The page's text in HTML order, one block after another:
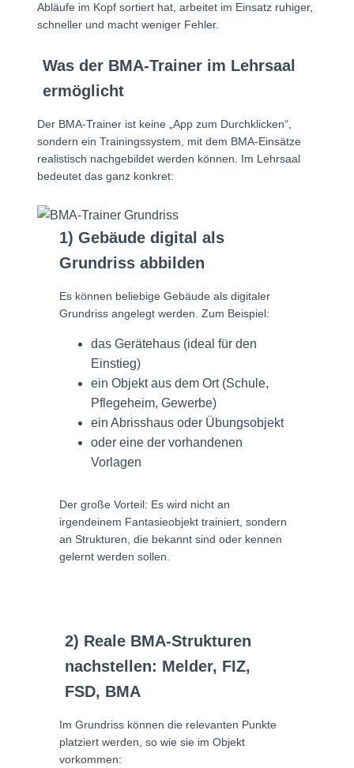
Abläufe im Kopf sortiert hat, arbeitet im Einsatz ruhiger,
schneller und macht weniger Fehler.
Was der BMA-Trainer im Lehrsaal
ermöglicht
Der BMA-Trainer ist keine „App zum Durchklicken“,
sondern ein Trainingssystem, mit dem BMA-Einsätze
realistisch nachgebildet werden können. Im Lehrsaal
bedeutet das ganz konkret:
1) Gebäude digital als
Grundriss abbilden
Es können beliebige Gebäude als digitaler
Grundriss angelegt werden. Zum Beispiel:
das Gerätehaus (ideal für den
Einstieg)
ein Objekt aus dem Ort (Schule,
Pflegeheim, Gewerbe)
ein Abrisshaus oder Übungsobjekt
oder eine der vorhandenen
Vorlagen
Der große Vorteil: Es wird nicht an
irgendeinem Fantasieobjekt trainiert, sondern
an Strukturen, die bekannt sind oder kennen
gelernt werden sollen.
2) Reale BMA-Strukturen
nachstellen: Melder, FIZ,
FSD, BMA
Im Grundriss können die relevanten Punkte
platziert werden, so wie sie im Objekt
vorkommen: